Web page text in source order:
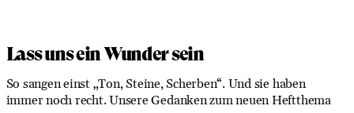
Lass uns ein Wunder sein
So sangen einst „Ton, Steine, Scherben“. Und sie haben
immer noch recht. Unsere Gedanken zum neuen Heftthema